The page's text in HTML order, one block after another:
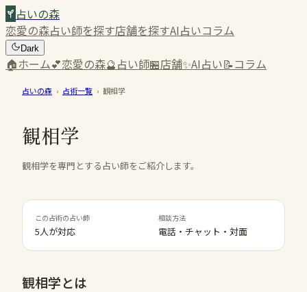
占いの森
恋愛の森占い師を探す店舗を探すAI占いコラム
Dark
🏠ホーム💕恋愛の森🔮占い師🏪店舗✨AI占い📝コラム
占いの森 › 占術一覧 › 観相学
観相学
観相学を専門とする占い師をご紹介します。
この占術の占い師
5人が対応
相談方法
電話・チャット・対面
観相学とは